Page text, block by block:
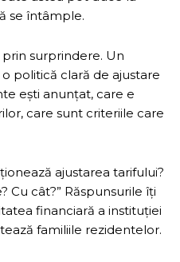
se întâmple.
surprindere. Un
politică clară de ajustare
ești anunțat, care e
care sunt criteriile care
ajustarea tarifului?
Cu cât?” Răspunsurile îți
financiară a instituției
familiile rezidentelor.